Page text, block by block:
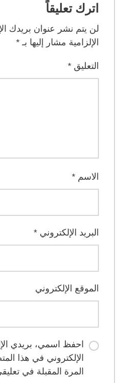
اترك تعليقاً
لن يتم نشر عنوان بريدك
الإلزامية مشار إليها بـ*
التعليق*
الاسم*
البريد الإلكتروني*
الموقع الإلكتروني
احفظ اسمي، بريدي
الإلكتروني في هذا
المرة المقبلة في